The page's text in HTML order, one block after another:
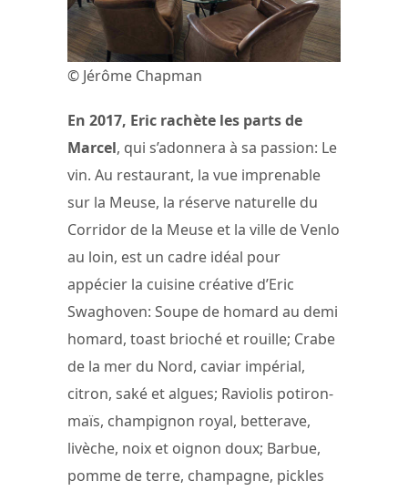
© Jérôme Chapman
En 2017, Eric rachète les parts de
Marcel, qui s’adonnera à sa passion: Le
vin. Au restaurant, la vue imprenable
sur la Meuse, la réserve naturelle du
Corridor de la Meuse et la ville de Venlo
au loin, est un cadre idéal pour
appécier la cuisine créative d’Eric
Swaghoven: Soupe de homard au demi
homard, toast brioché et rouille; Crabe
de la mer du Nord, caviar impérial,
citron, saké et algues; Raviolis potiron-
maïs, champignon royal, betterave,
livèche, noix et oignon doux; Barbue,
pomme de terre, champagne, pickles